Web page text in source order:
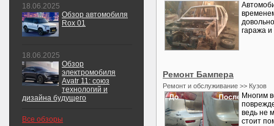
гаража и
Ремонт Бампера
Ремонт и обслуживание >> Кузов
Многим
ведь не
стоит
18.06.2025
Обзор автомобиля
Rox 01
18.06.2025
Обзор
электромобиля
Avatr 11: союз
технологий и
дизайна будущего
Все обзоры